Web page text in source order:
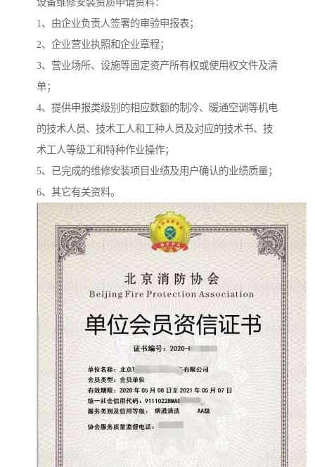
设备维修安装资质申请资料：
1、由企业负责人签署的审验申报表；
2、企业营业执照和企业章程；
3、营业场所、设施等固定资产所有权或使用权文件及清
单；
4、提供申报类级别的相应数额的制冷、暖通空调等机电
的技术人员、技术工人和工种人员及对应的技术书、技
术工人等级工和特种作业操作；
5、已完成的维修安装项目业绩及用户确认的业绩质量；
6、其它有关资料。